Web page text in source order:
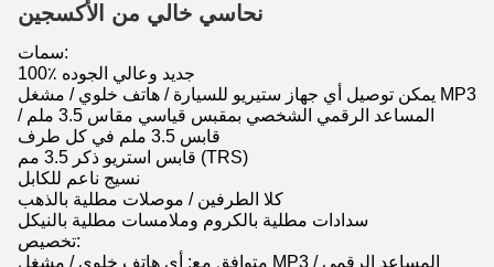
نحاسي خالي من الأكسجين
سمات:
100٪ جديد وعالي الجوده
يمكن توصيل أي جهاز ستيريو للسيارة / هاتف خلوي / مشغل MP3
/ المساعد الرقمي الشخصي بمقبس قياسي مقاس 3.5 ملم
قابس 3.5 ملم في كل طرف
قابس استريو ذكر 3.5 مم (TRS)
نسيج ناعم للكابل
كلا الطرفين / موصلات مطلية بالذهب
سدادات مطلية بالكروم وملامسات مطلية بالنيكل
تخصيص:
متوافق مع: أي هاتف خلوي / مشغل MP3 / المساعد الرقمي